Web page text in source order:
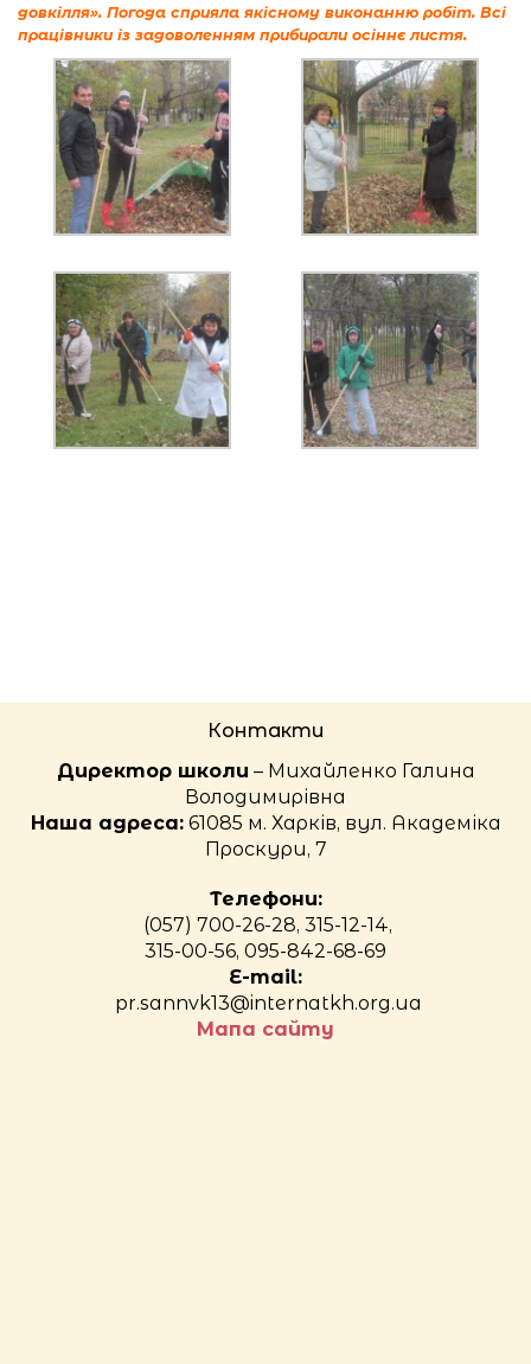
довкілля». Погода сприяла якісному виконанню робіт. Всі
працівники із задоволенням прибирали осіннє листя.
Контакти
Директор школи – Михайленко Галина
Володимирівна
Наша адреса:61085 м. Харків, вул. Академіка
Проскури, 7
Телефони:
(057) 700-26-28, 315-12-14,
315-00-56, 095-842-68-69
E-mail:
pr.sannvk13@internatkh.org.ua
Мапа сайту